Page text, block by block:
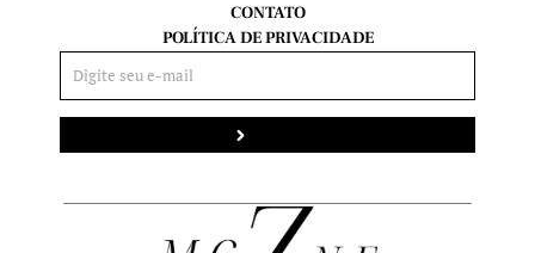
CONTATO
POLÍTICA DE PRIVACIDADE